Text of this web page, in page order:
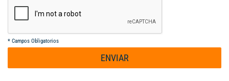
* Campos Obligatorios
ENVIAR